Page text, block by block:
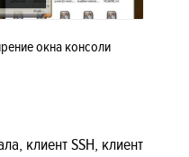
окна консоли
клиент SSH, клиент